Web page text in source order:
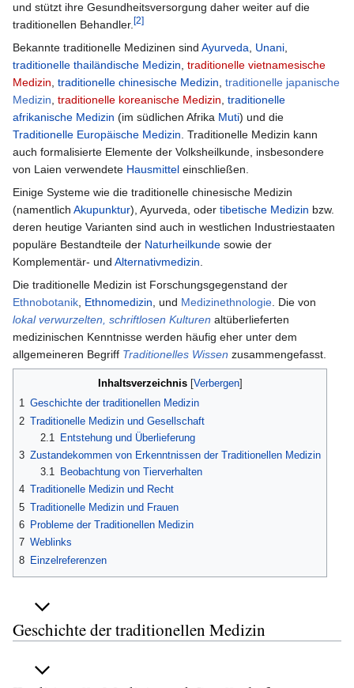
und stützt ihre Gesundheitsversorgung daher weiter auf die
traditionellen Behandler.[2]
Bekannte traditionelle Medizinen sind Ayurveda, Unani,
traditionelle thailändische Medizin, traditionelle vietnamesische
Medizin, traditionelle chinesische Medizin, traditionelle japanische
Medizin, traditionelle koreanische Medizin, traditionelle
afrikanische Medizin (im südlichen Afrika Muti) und die
Traditionelle Europäische Medizin. Traditionelle Medizin kann
auch formalisierte Elemente der Volksheilkunde, insbesondere
von Laien verwendete Hausmittel einschließen.
Einige Systeme wie die traditionelle chinesische Medizin
(namentlich Akupunktur), Ayurveda, oder tibetische Medizin bzw.
deren heutige Varianten sind auch in westlichen Industriestaaten
populäre Bestandteile der Naturheilkunde sowie der
Komplementär- und Alternativmedizin.
Die traditionelle Medizin ist Forschungsgegenstand der
Ethnobotanik, Ethnomedizin, und Medizinethnologie. Die von
lokal verwurzelten, schriftlosen Kulturen altüberlieferten
medizinischen Kenntnisse werden häufig eher unter dem
allgemeineren Begriff Traditionelles Wissen zusammengefasst.
Inhaltsverzeichnis
1 Geschichte der traditionellen Medizin
2 Traditionelle Medizin und Gesellschaft
2.1
Entstehung und Überlieferung
3 Zustandekommen von Erkenntnissen der Traditionellen Medizin
3.1
Beobachtung von Tierverhalten
4 Traditionelle Medizin und Recht
5 Traditionelle Medizin und Frauen
6 Probleme der Traditionellen Medizin
7 Weblinks
8 Einzelreferenzen
Geschichte der traditionellen Medizin